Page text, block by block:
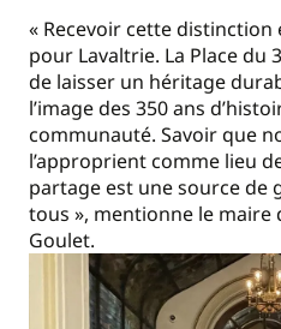
« Recevoir cette
pour Lavaltrie. La Place
de laisser un héritage
l’image des 350 ans
communauté. Savoir que
l’approprient comme lieu
partage est une source de
tous », mentionne le maire
Goulet.